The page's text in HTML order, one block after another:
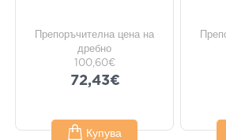
Препоръчителна цена на
дребно
100,60€
72,43€
Купува